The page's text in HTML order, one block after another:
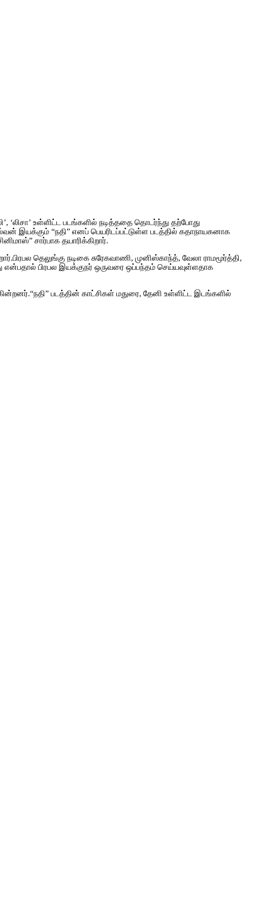
‘லிசா’ உள்ளிட்ட படங்களில் நடித்ததை தொடர்ந்து தற்போது
இயக்கும் “நதி” எனப் பெயரிடப்பட்டுள்ள படத்தில் கதாநாயகனாக
சார்பாக தயாரிக்கிறார்.
தெலுங்கு நடிகை சுரேகவாணி, முனிஸ்காந்த், வேலா ராமமூர்த்தி,
என்பதால் பிரபல இயக்குநர் ஒருவரை ஒப்பந்தம் செய்யவுள்ளதாக
படத்தின் காட்சிகள் மதுரை, தேனி உள்ளிட்ட இடங்களில்